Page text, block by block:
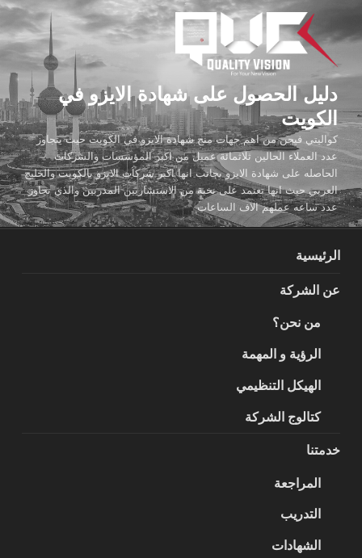
المحتوى
دليل الحصول على شهادة الايزو في
الكويت
كواليتي فيجن من اهم جهات منح شهادة الايزو في الكويت حيث يتجاوز
عدد العملاء الحالين ثلاثمائة عميل من اكبر المؤسسات والشركات
الحاصله على شهادة الايزو بجانب انها اكبر شركات الايزو بالكويت والخليج
العربي حيث انها تعتمد على نخبة من الاستشاريين المدربين والذي تجاوز
عدد ساعه عملهم الاف الساعات
الرئيسية
عن الشركة
من نحن؟
الرؤية و المهمة
الهيكل التنظيمي
كتالوج الشركة
خدمتنا
المراجعة
التدريب
الشهادات